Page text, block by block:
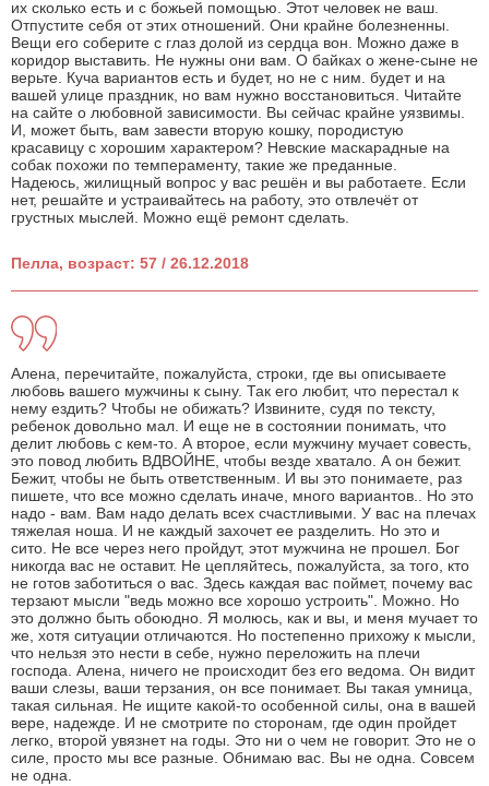
их сколько есть и с божьей помощью. Этот человек не ваш.
Отпустите себя от этих отношений. Они крайне болезненны.
Вещи его соберите с глаз долой из сердца вон. Можно даже в
коридор выставить. Не нужны они вам. О байках о жене-сыне не
верьте. Куча вариантов есть и будет, но не с ним. будет и на
вашей улице праздник, но вам нужно восстановиться. Читайте
на сайте о любовной зависимости. Вы сейчас крайне уязвимы.
И, может быть, вам завести вторую кошку, породистую
красавицу с хорошим характером? Невские маскарадные на
собак похожи по темпераменту, такие же преданные.
Надеюсь, жилищный вопрос у вас решён и вы работаете. Если
нет, решайте и устраивайтесь на работу, это отвлечёт от
грустных мыслей. Можно ещё ремонт сделать.
Пелла, возраст: 57 / 26.12.2018
Алена, перечитайте, пожалуйста, строки, где вы описываете
любовь вашего мужчины к сыну. Так его любит, что перестал к
нему ездить? Чтобы не обижать? Извините, судя по тексту,
ребенок довольно мал. И еще не в состоянии понимать, что
делит любовь с кем-то. А второе, если мужчину мучает совесть,
это повод любить ВДВОЙНЕ, чтобы везде хватало. А он бежит.
Бежит, чтобы не быть ответственным. И вы это понимаете, раз
пишете, что все можно сделать иначе, много вариантов.. Но это
надо - вам. Вам надо делать всех счастливыми. У вас на плечах
тяжелая ноша. И не каждый захочет ее разделить. Но это и
сито. Не все через него пройдут, этот мужчина не прошел. Бог
никогда вас не оставит. Не цепляйтесь, пожалуйста, за того, кто
не готов заботиться о вас. Здесь каждая вас поймет, почему вас
терзают мысли "ведь можно все хорошо устроить". Можно. Но
это должно быть обоюдно. Я молюсь, как и вы, и меня мучает то
же, хотя ситуации отличаются. Но постепенно прихожу к мысли,
что нельзя это нести в себе, нужно переложить на плечи
господа. Алена, ничего не происходит без его ведома. Он видит
ваши слезы, ваши терзания, он все понимает. Вы такая умница,
такая сильная. Не ищите какой-то особенной силы, она в вашей
вере, надежде. И не смотрите по сторонам, где один пройдет
легко, второй увязнет на годы. Это ни о чем не говорит. Это не о
силе, просто мы все разные. Обнимаю вас. Вы не одна. Совсем
не одна.